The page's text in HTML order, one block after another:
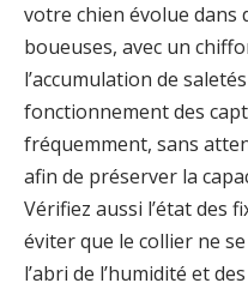
votre chien évolue dans
boueuses, avec un
l’accumulation de
fonctionnement des
fréquemment, sans
afin de préserver la
Vérifiez aussi l’état des
éviter que le collier ne
l’abri de l’humidité et